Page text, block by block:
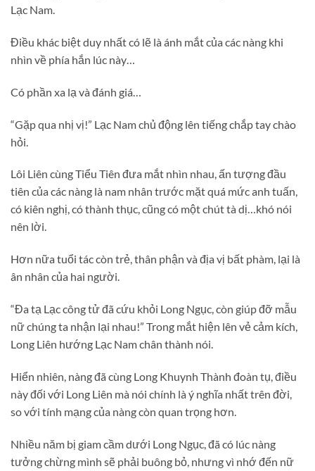
Lạc Nam.
Điều khác biệt duy nhất có lẽ là ánh mắt của các nàng khi
nhìn về phía hắn lúc này…
Có phần xa lạ và đánh giá…
“Gặp qua nhị vị!” Lạc Nam chủ động lên tiếng chắp tay chào
hỏi.
Lôi Liên cùng Tiểu Tiên đưa mắt nhìn nhau, ấn tượng đầu
tiên của các nàng là nam nhân trước mặt quá mức anh tuấn,
có kiên nghị, có thành thục, cũng có một chút tà dị…khó nói
nên lời.
Hơn nữa tuổi tác còn trẻ, thân phận và địa vị bất phàm, lại là
ân nhân của hai người.
“Đa tạ Lạc công tử đã cứu khỏi Long Ngục, còn giúp đỡ mẫu
nữ chúng ta nhận lại nhau!” Trong mắt hiện lên vẻ cảm kích,
Long Liên hướng Lạc Nam chân thành nói.
Hiển nhiên, nàng đã cùng Long Khuynh Thành đoàn tụ, điều
này đối với Long Liên mà nói chính là ý nghĩa nhất trên đời,
so với tính mạng của nàng còn quan trọng hơn.
Nhiều năm bị giam cầm dưới Long Ngục, đã có lúc nàng
tưởng chừng mình sẽ phải buông bỏ, nhưng vì nhớ đến nữ